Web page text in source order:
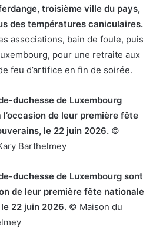
troisième ville du pays,
des températures caniculaires.
associations, bain de foule, puis
pour une retraite aux
feu d’artifice en fin de soirée.
duchesse de Luxembourg
de leur première fête
le 22 juin 2026. ©
Barthelmey
duchesse de Luxembourg sont
de leur première fête nationale
22 juin 2026. © Maison du